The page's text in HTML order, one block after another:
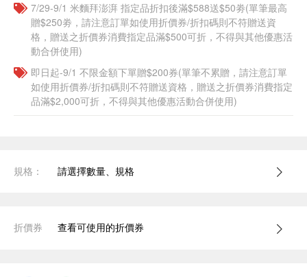
7/29-9/1 米麵拜澎湃 指定品折扣後滿$588送$50劵(單筆最高
贈$250劵，請注意訂單如使用折價券/折扣碼則不符贈送資
格，贈送之折價券消費指定品滿$500可折，不得與其他優惠活
動合併使用)
即日起-9/1 不限金額下單贈$200券(單筆不累贈，請注意訂單
如使用折價券/折扣碼則不符贈送資格，贈送之折價券消費指定
品滿$2,000可折，不得與其他優惠活動合併使用)
規格： 請選擇數量、規格
折價券 查看可使用的折價券